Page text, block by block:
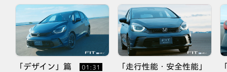
「デザイン」篇 01:31
「走行性能・安全性能」